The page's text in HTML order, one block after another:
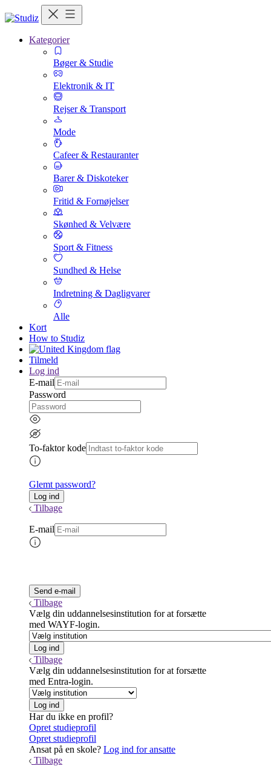
Kategorier
Bøger & Studie
Elektronik & IT
Rejser & Transport
Mode
Cafeer & Restauranter
Barer & Diskoteker
Fritid & Fornøjelser
Skønhed & Velvære
Sport & Fitness
Sundhed & Helse
Indretning & Dagligvarer
Alle
Kort
How to Studiz
Tilmeld
Log ind
E-mail
Password
To-faktor kode
Glemt password?
Tilbage
E-mail
Tilbage
Vælg din uddannelsesinstitution for at forsætte
med WAYF-login.
Tilbage
Vælg din uddannelsesinstitution for at forsætte
med Entra-login.
Har du ikke en profil?
Opret studieprofil
Opret studieprofil
Ansat på en skole? Log ind for ansatte
Tilbage